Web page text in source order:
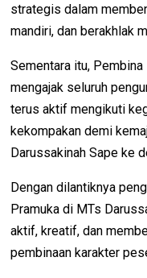
strategis dalam
mandiri, dan berakhlak
Sementara itu,
mengajak seluruh
terus aktif mengikuti
kekompakan demi
Darussakinah Sape ke
Dengan dilantiknya
Pramuka di MTs
aktif, kreatif, dan
pembinaan karakter